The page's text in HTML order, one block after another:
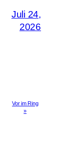
Juli 24,
2026
Vor im Ring
»